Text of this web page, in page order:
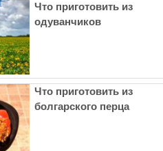
Что приготовить из
одуванчиков
Что приготовить из
болгарского перца